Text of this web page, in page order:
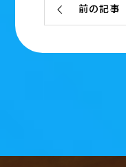
前の記事